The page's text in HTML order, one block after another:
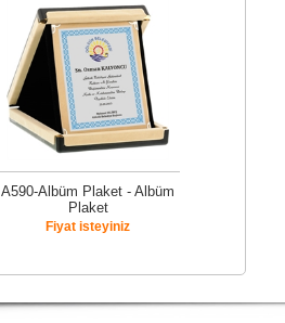
A590-Albüm Plaket - Albüm
Plaket
Fiyat isteyiniz